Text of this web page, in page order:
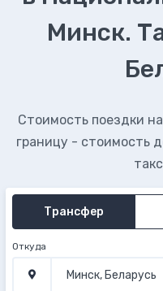
Минск.
Стоимость поездки
границу - стоимость
Трансфер
Откуда